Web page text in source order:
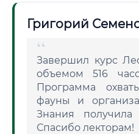
Григорий
Завершил курс
объемом 516
Программа
фауны и
Знания получила
Спасибо лекторам!